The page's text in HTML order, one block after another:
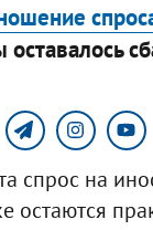
оставалось
спрос на
остаются